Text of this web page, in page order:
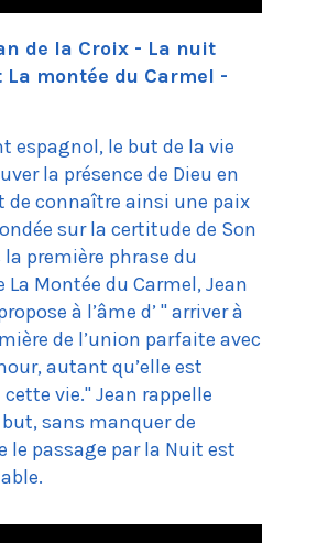
de la Croix - La nuit
La montée du Carmel -
espagnol, le but de la vie
la présence de Dieu en
de connaître ainsi une paix
sur la certitude de Son
la première phrase du
La Montée du Carmel, Jean
à l’âme d’ " arriver à
de l’union parfaite avec
autant qu’elle est
vie." Jean rappelle
sans manquer de
le passage par la Nuit est